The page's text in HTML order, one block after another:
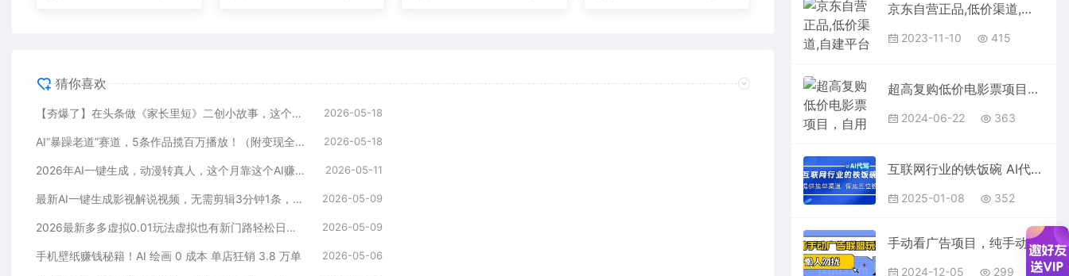
猜你喜欢
【夯爆了】在头条做《家长里短》二创小故事，这个月收益2w+ 2026-05-18
AI“暴躁老道”赛道，5条作品揽百万播放！（附变现全攻略） 2026-05-18
2026年AI一键生成，动漫转真人，这个月靠这个AI赚了2W+ 2026-05-11
最新AI一键生成影视解说视频，无需剪辑3分钟1条，条条爆款，多平台变现日入2000+ 2026-05-09
2026最新多多虚拟0.01玩法虚拟也有新门路轻松日入2500! 2026-05-09
手机壁纸赚钱秘籍！AI 绘画 0 成本 单店狂销 3.8 万单 2026-05-06
京东自营正品,低价渠道,自建平台变现，无需囤货，0成本，让你快速月入3w＋
2023-11-10 415
超高复购低价电影票项目，自用省钱，卖票副业赚钱
2024-06-22 363
互联网行业的铁饭碗 AI代写 提供接单渠道 保底五位数
2025-01-08 352
手动看广告项目，纯手动广告联盟玩法，每天300+懒人勿扰
2024-12-05 299